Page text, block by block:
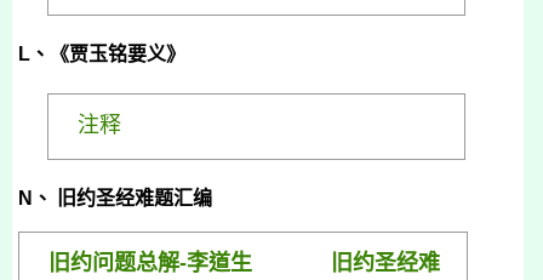
L、《贾玉铭要义》
注释
N、 旧约圣经难题汇编
旧约问题总解-李道生
旧约圣经难